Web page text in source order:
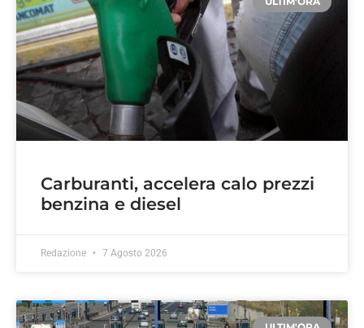
Carburanti, accelera calo prezzi
benzina e diesel
Redazione 7 Agosto 2026